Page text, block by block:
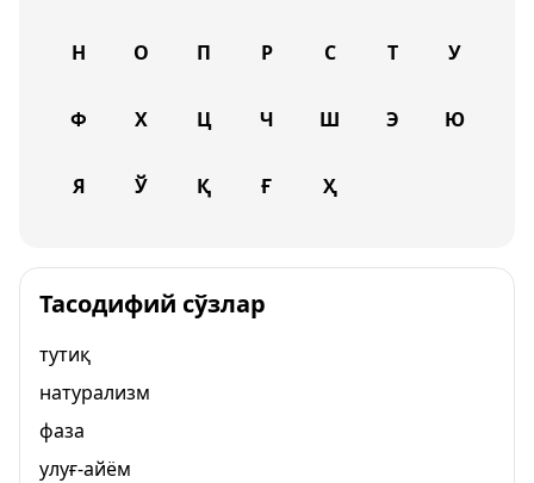
Н О П Р С Т У
Ф Х Ц Ч Ш Э Ю
Я Ў Қ Ғ Ҳ
Тасодифий сўзлар
тутиқ
натурализм
фаза
улуғ-айём